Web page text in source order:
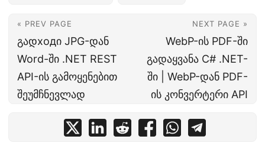
« PREV PAGE
გადходი JPG-დან
Word-ში .NET REST
API-ის გამოყენებით
შეუმჩნევლად
NEXT PAGE »
WebP-ის PDF-ში
გადაყვანა C# .NET-
ში | WebP-დან PDF-
ის კონვერტერი API